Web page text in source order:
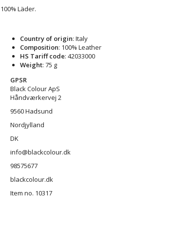
100% Läder.
Country of origin: Italy
Composition: 100% Leather
HS Tariff code: 42033000
Weight: 75 g
GPSR
Black Colour ApS
Håndværkervej 2
9560 Hadsund
Nordjylland
DK
info@blackcolour.dk
98575677
blackcolour.dk
Item no. 10317